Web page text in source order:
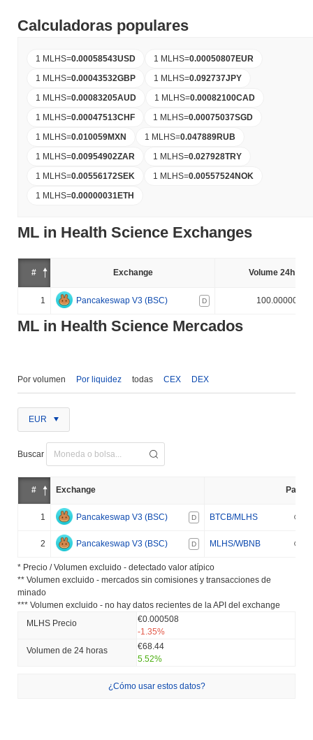
Calculadoras populares
1 MLHS=0.00058543USD 1 MLHS=0.00050807EUR
1 MLHS=0.00043532GBP 1 MLHS=0.092737JPY
1 MLHS=0.00083205AUD 1 MLHS=0.00082100CAD
1 MLHS=0.00047513CHF 1 MLHS=0.00075037SGD
1 MLHS=0.010059MXN 1 MLHS=0.047889RUB
1 MLHS=0.00954902ZAR 1 MLHS=0.027928TRY
1 MLHS=0.00556172SEK 1 MLHS=0.00557524NOK
1 MLHS=0.00000031ETH
ML in Health Science Exchanges
# Exchange Volume 24h (%)
1 Pancakeswap V3 (BSC) D 100.000000%
ML in Health Science Mercados
Por volumen Por liquidez todas CEX DEX
EUR
Buscar
# Exchange Par
1 Pancakeswap V3 (BSC) D BTCB/MLHS
2 Pancakeswap V3 (BSC) D MLHS/WBNB
* Precio / Volumen excluido - detectado valor atípico
** Volumen excluido - mercados sin comisiones y transacciones de
minado
*** Volumen excluido - no hay datos recientes de la API del exchange
MLHS Precio
€0.000508
-1.35%
Volumen de 24 horas
€68.44
5.52%
¿Cómo usar estos datos?